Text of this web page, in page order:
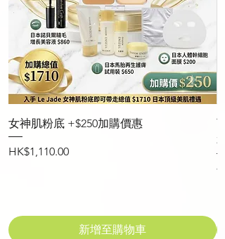
女神肌粉底 +$250加購價惠
價格
HK$1,110.00
新增至購物車